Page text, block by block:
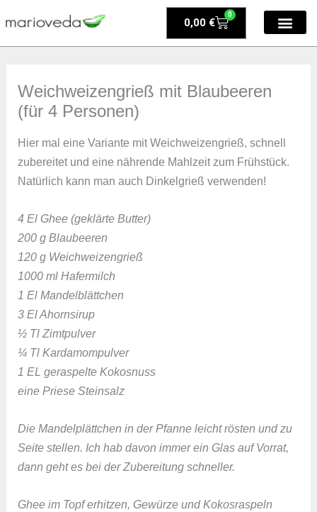
Inhalt
springen
0,00 €
0
Warenkorb
Weichweizengrieß mit Blaubeeren
(für 4 Personen)
Hier mal eine Variante mit Weichweizengrieß, schnell
zubereitet und eine nährende Mahlzeit zum Frühstück.
Natürlich kann man auch Dinkelgrieß verwenden!
4 El Ghee (geklärte Butter)
200 g Blaubeeren
120 g Weichweizengrieß
1000 ml Hafermilch
1 El Mandelblättchen
3 El Ahornsirup
½ Tl Zimtpulver
¼ Tl Kardamompulver
1 EL geraspelte Kokosnuss
eine Priese Steinsalz
Die Mandelplättchen in der Pfanne leicht rösten und zu
Seite stellen. Ich hab davon immer ein Glas auf Vorrat,
dann geht es bei der Zubereitung schneller.
Ghee im Topf erhitzen, Gewürze und Kokosraspeln